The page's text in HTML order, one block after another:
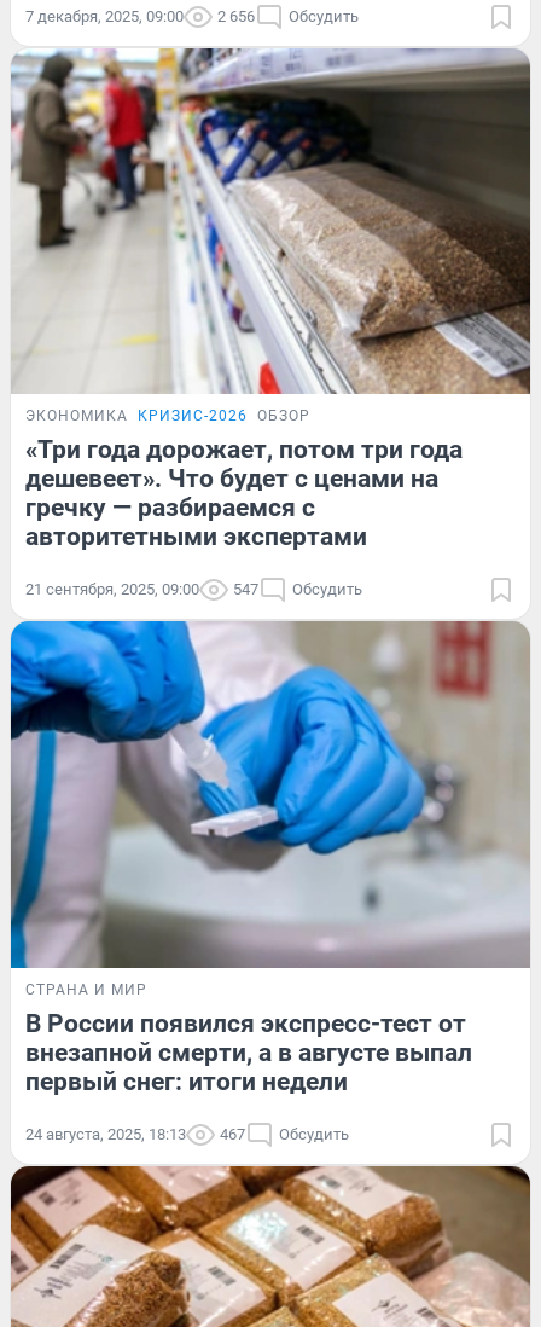
7 декабря, 2025, 09:00 2 656 Обсудить
ЭКОНОМИКА КРИЗИС-2026 ОБЗОР
«Три года дорожает, потом три года
дешевеет». Что будет с ценами на
гречку — разбираемся с
авторитетными экспертами
21 сентября, 2025, 09:00 547 Обсудить
СТРАНА И МИР
В России появился экспресс-тест от
внезапной смерти, а в августе выпал
первый снег: итоги недели
24 августа, 2025, 18:13 467 Обсудить